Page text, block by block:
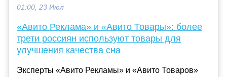
01:00, 23 Июл
«Авито Реклама» и «Авито Товары»: более
трети россиян используют товары для
улучшения качества сна
Эксперты «Авито Рекламы» и «Авито Товаров»